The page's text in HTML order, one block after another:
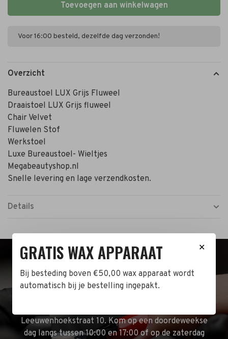
Toevoegen aan winkelwagen
Voor 16:00 besteld, dezelfde dag verzonden!
Overzicht
Bureaustoel LUX Grijs Fluweel
Draaistoel LUX Grijs fluweel
Chair Velvet
Fluwelen Stof
Werkstoel
Luxe Bureaustoel- Wieltjes
Megabeautyshop.nl
Snelle levering en lage verzendkosten.
Details
BEZOEK DE WINKEL!
Leeuwenhoekstraat 10. Kom op een doordeweekse
dag langs tussen 10:00 en 17:00 of op de zaterdag
✕
GRATIS WAX APPARAAT
Bij besteding boven €50,00 wax apparaat wordt
automatisch bij je bestelling ingepakt.